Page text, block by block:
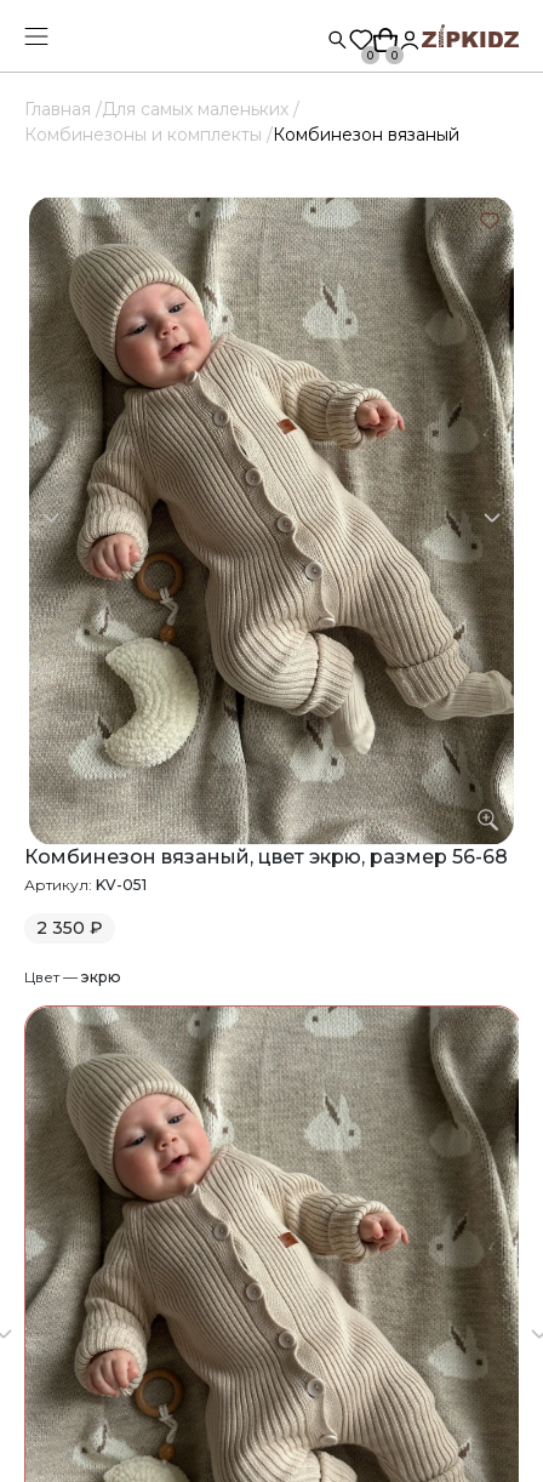
0 0
Главная /Для самых маленьких /
Комбинезоны и комплекты /Комбинезон вязаный
Комбинезон вязаный, цвет экрю, размер 56-68
Артикул: KV-051
2 350 ₽
Цвет — экрю